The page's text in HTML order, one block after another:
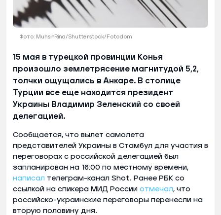
Фото: MuhsinRina/Shutterstock/Fotodom
15 мая в турецкой провинции Конья
произошло землетрясение магнитудой 5,2,
толчки ощущались в Анкаре. В столице
Турции все еще находится президент
Украины Владимир Зеленский со своей
делегацией.
Сообщается, что вылет самолета
представителей Украины в Стамбул для участия в
переговорах с российской делегацией был
запланирован на 16:00 по местному времени,
написал телеграм-канал Shot. Ранее РБК со
ссылкой на спикера МИД России отмечал, что
российско-украинские переговоры перенесли на
вторую половину дня.